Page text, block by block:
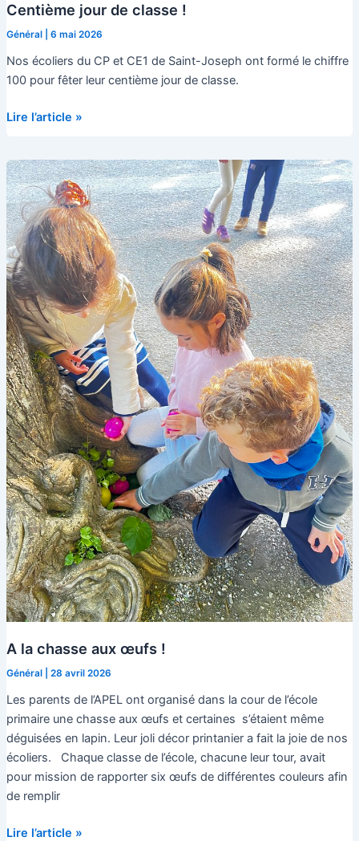
Centième jour de classe !
Général| 6 mai 2026
Nos écoliers du CP et CE1 de Saint-Joseph ont formé le chiffre
100 pour fêter leur centième jour de classe.
Centième
classe
!
Lire l’article »
A la chasse aux œufs !
Général| 28 avril 2026
Les parents de l’APEL ont organisé dans la cour de l’école
primaire une chasse aux œufs et certaines s’étaient même
déguisées en lapin. Leur joli décor printanier a fait la joie de nos
écoliers. Chaque classe de l’école, chacune leur tour, avait
pour mission de rapporter six œufs de différentes couleurs afin
de remplir
A
Lire l’article »